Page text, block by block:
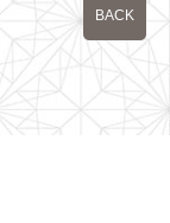
BACK